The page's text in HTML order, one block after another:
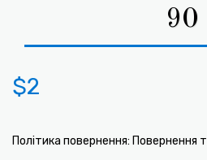
90
$2
Політика повернення: Повернення товару не передбачено.